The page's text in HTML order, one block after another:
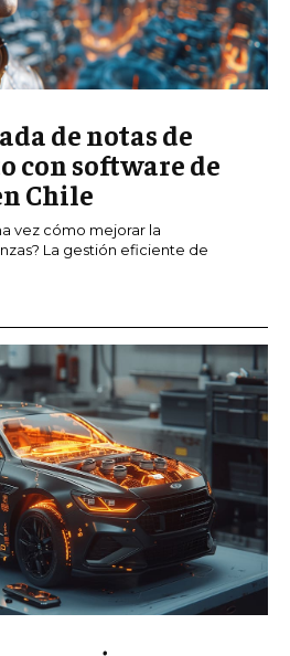
de notas de
con software de
Chile
vez cómo mejorar la
La gestión eficiente de